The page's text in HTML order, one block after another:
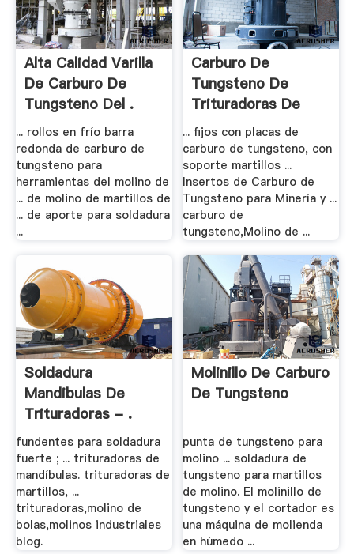
Alta Calidad Varilla
De Carburo De
Tungsteno Del .
... rollos en frío barra
redonda de carburo de
tungsteno para
herramientas del molino de
... de molino de martillos de
... de aporte para soldadura
...
Carburo De
Tungsteno De
Trituradoras De
Piedra - .
... fijos con placas de
carburo de tungsteno, con
soporte martillos ...
Insertos de Carburo de
Tungsteno para Minería y ...
carburo de
tungsteno,Molino de ...
Soldadura
Mandibulas De
Trituradoras - .
fundentes para soldadura
fuerte ; ... trituradoras de
mandíbulas. trituradoras de
martillos, ...
trituradoras,molino de
bolas,molinos industriales
blog.
Molinillo De Carburo
De Tungsteno
punta de tungsteno para
molino ... soldadura de
tungsteno para martillos
de molino. El molinillo de
tungsteno y el cortador es
una máquina de molienda
en húmedo ...